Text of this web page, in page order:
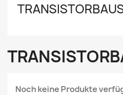
Noch keine Produkte